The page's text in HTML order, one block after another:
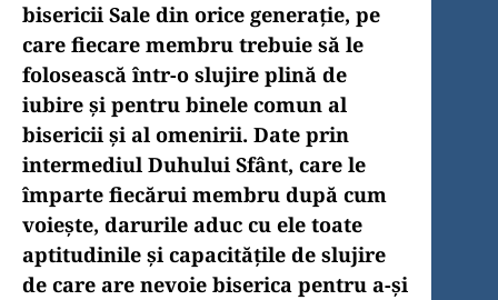
bisericii Sale din orice generaţie, pe
care fiecare membru trebuie să le
folosească într-o slujire plină de
iubire şi pentru binele comun al
bisericii şi al omenirii. Date prin
intermediul Duhului Sfânt, care le
împarte fiecărui membru după cum
voieşte, darurile aduc cu ele toate
aptitudinile şi capacităţile de slujire
de care are nevoie biserica pentru a-şi